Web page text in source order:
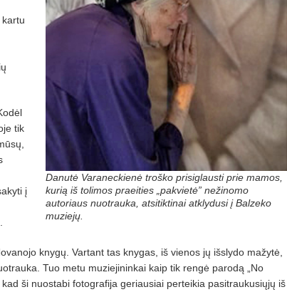
Danutė Varaneckienė troško prisiglausti prie mamos,
kurią iš tolimos praeities „pakvietė” nežinomo
autoriaus nuotrauka, atsitiktinai atklydusi į Balzeko
muziejų.
tik
į
knygų. Vartant tas knygas, iš vienos jų išslydo mažytė,
Tuo metu muziejininkai kaip tik rengė parodą „No
ši nuostabi fotografija geriausiai perteikia pasitraukusiųjų iš